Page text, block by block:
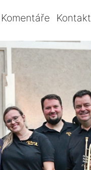
Komentáře Kontakt